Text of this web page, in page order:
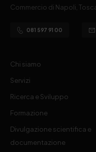
Commercio di Napoli,
081 597 91 00
Chi siamo
Servizi
Ricerca e Sviluppo
Formazione
Divulgazione scientifica e
documentazione